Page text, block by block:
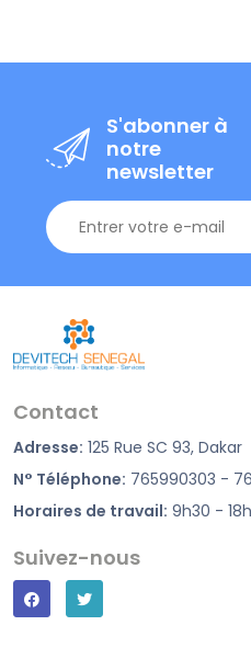
S'abonner à
notre
newsletter
Contact
Adresse: 125 Rue SC 93, Dakar
N° Téléphone: 765990303 -
Horaires de travail: 9h30 -
Suivez-nous